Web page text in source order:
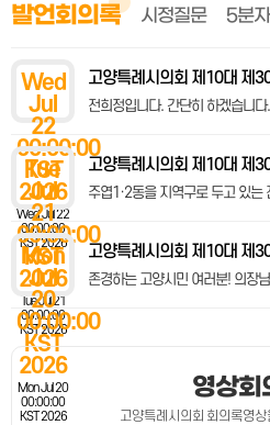
발언회의록
Wed
Jul
22
00:00:00
KST
2026
Wed Jul 22
00:00:00
KST 2026
Tue
Jul
21
00:00:00
KST
2026
Tue Jul 21
00:00:00
KST 2026
Mon
Jul
20
00:00:00
KST
2026
Mon Jul 20
00:00:00
KST 2026
시정질문 5분
영상회
고양특례시의회 회의록영상